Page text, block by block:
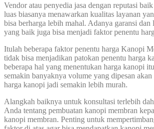
Vendor atau penyedia jasa dengan reputasi
luas biasanya menawarkan kualitas layanan
bisa berharga lebih mahal. Adanya garansi dan
yang baik juga bisa menjadi faktor penentu
Itulah beberapa faktor penentu harga Kanopi
tidak bisa menjadikan patokan penentu harga
beberapa hal yang menentukan harga kanopi
semakin banyaknya volume yang dipesan
harga kanopi jadi semakin lebih murah.
Alangkah baiknya untuk konsultasi terlebih
Anda tentang pembuatan kanopi membran
kanopi membran. Penting untuk